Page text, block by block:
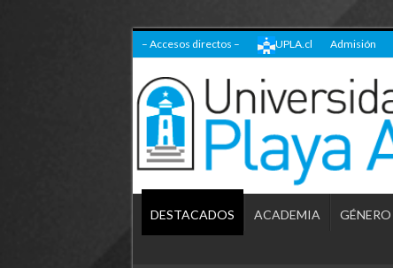
– Accesos directos – UPLA.cl Admisión
DESTACADOS ACADEMIA GÉNERO